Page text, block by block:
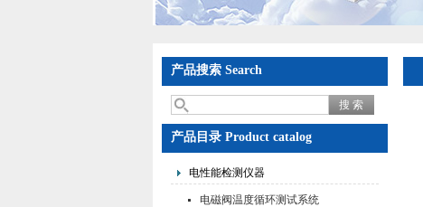
产品搜索 Search
产品目录 Product catalog
电性能检测仪器
电磁阀温度循环测试系统